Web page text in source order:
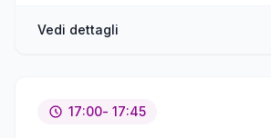
Vedi dettagli
17:00- 17:45